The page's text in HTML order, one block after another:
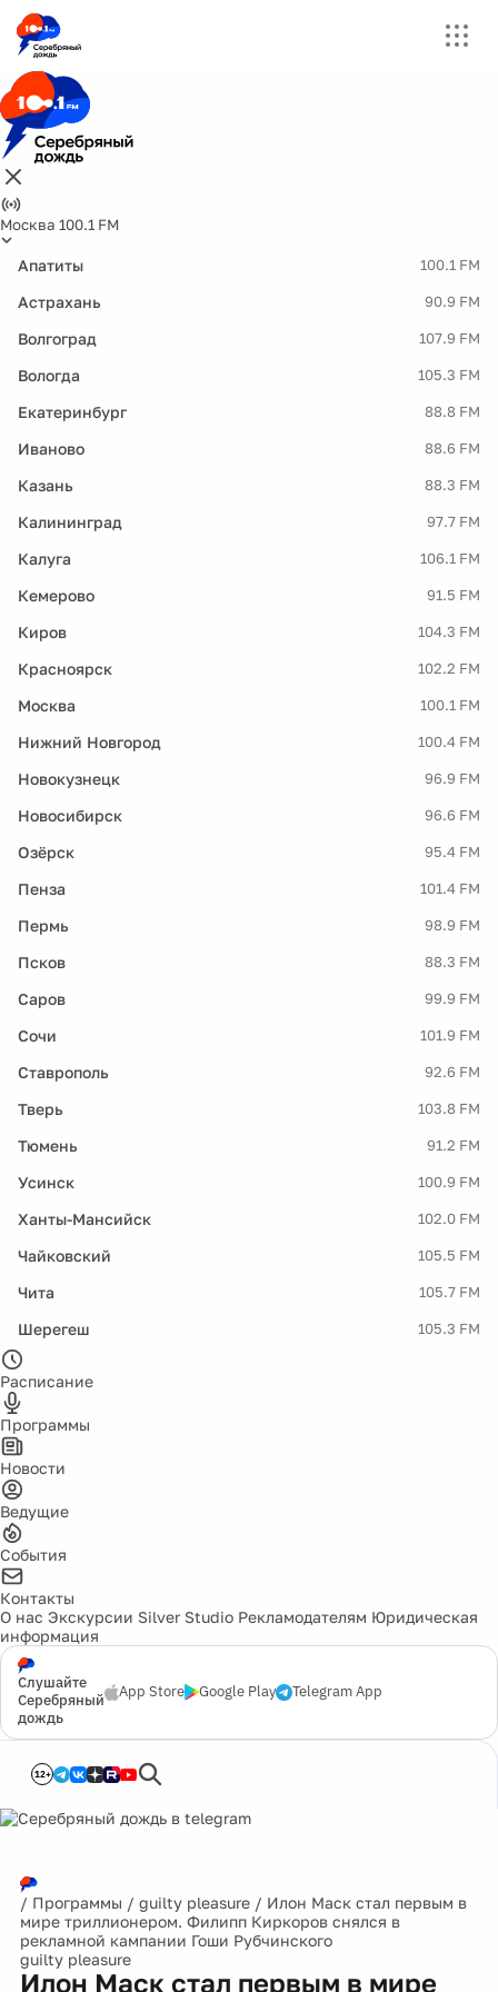
Москва 100.1 FM
Апатиты 100.1 FM
Астрахань 90.9 FM
Волгоград 107.9 FM
Вологда 105.3 FM
Екатеринбург 88.8 FM
Иваново 88.6 FM
Казань 88.3 FM
Калининград 97.7 FM
Калуга 106.1 FM
Кемерово 91.5 FM
Киров 104.3 FM
Красноярск 102.2 FM
Москва 100.1 FM
Нижний Новгород 100.4 FM
Новокузнецк 96.9 FM
Новосибирск 96.6 FM
Озёрск 95.4 FM
Пенза 101.4 FM
Пермь 98.9 FM
Псков 88.3 FM
Саров 99.9 FM
Сочи 101.9 FM
Ставрополь 92.6 FM
Тверь 103.8 FM
Тюмень 91.2 FM
Усинск 100.9 FM
Ханты-Мансийск 102.0 FM
Чайковский 105.5 FM
Чита 105.7 FM
Шерегеш 105.3 FM
Расписание
Программы
Новости
Ведущие
События
Контакты
О нас Экскурсии Silver Studio Рекламодателям Юридическая
информация
Слушайте
Серебряный
дождь
App Store Google Play Telegram App
12+
/ Программы / guilty pleasure / Илон Маск стал первым в
мире триллионером. Филипп Киркоров снялся в
рекламной кампании Гоши Рубчинского
guilty pleasure
Илон Маск стал первым в мире